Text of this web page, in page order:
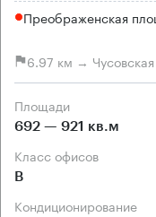
Преображенская
6.97 км → Чусовская
Площади
692 — 921 кв.м
Класс офисов
B
Кондиционирование